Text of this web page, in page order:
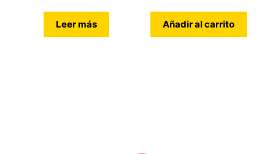
Leer más Añadir al carrito